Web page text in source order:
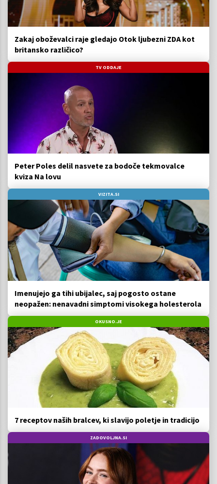
Zakaj oboževalci raje gledajo Otok ljubezni ZDA kot
britansko različico?
TV ODDAJE
Peter Poles delil nasvete za bodoče tekmovalce
kviza Na lovu
VIZITA.SI
Imenujejo ga tihi ubijalec, saj pogosto ostane
neopažen: nenavadni simptomi visokega holesterola
OKUSNO.JE
7 receptov naših bralcev, ki slavijo poletje in tradicijo
ZADOVOLJNA.SI